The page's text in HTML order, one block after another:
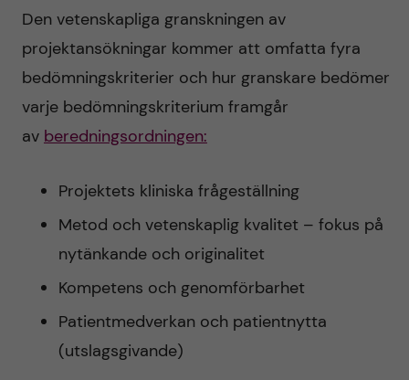
Den vetenskapliga granskningen av
projektansökningar kommer att omfatta fyra
bedömningskriterier och hur granskare bedömer
varje bedömningskriterium framgår
av beredningsordningen:
Projektets kliniska frågeställning
Metod och vetenskaplig kvalitet – fokus på
nytänkande och originalitet
Kompetens och genomförbarhet
Patientmedverkan och patientnytta
(utslagsgivande)